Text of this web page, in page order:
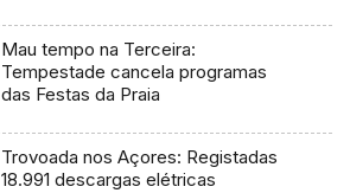
Mau tempo na Terceira:
Tempestade cancela programas
das Festas da Praia
Trovoada nos Açores: Registadas
18.991 descargas elétricas